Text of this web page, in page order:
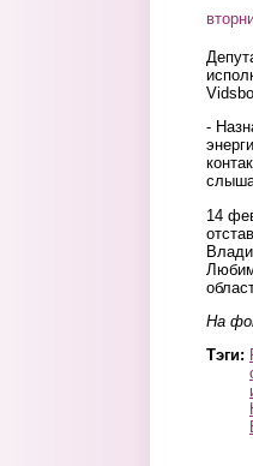
-
14
На
Тэги: